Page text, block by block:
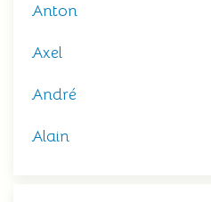
Anton
Axel
André
Alain